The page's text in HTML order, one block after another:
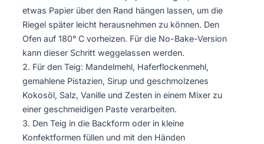
etwas Papier über den Rand hängen lassen, um die
Riegel später leicht herausnehmen zu können. Den
Ofen auf 180° C vorheizen. Für die No-Bake-Version
kann dieser Schritt weggelassen werden.
Für den Teig: Mandelmehl, Haferflockenmehl,
gemahlene Pistazien, Sirup und geschmolzenes
Kokosöl, Salz, Vanille und Zesten in einem Mixer zu
einer geschmeidigen Paste verarbeiten.
Den Teig in die Backform oder in kleine
Konfektformen füllen und mit den Händen